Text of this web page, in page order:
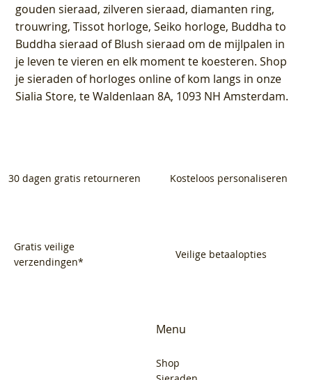
gouden sieraad, zilveren sieraad, diamanten ring,
trouwring, Tissot horloge, Seiko horloge, Buddha to
Buddha sieraad of Blush sieraad om de mijlpalen in
je leven te vieren en elk moment te koesteren. Shop
je sieraden of horloges online of kom langs in onze
Sialia Store, te Waldenlaan 8A, 1093 NH Amsterdam.
30 dagen gratis retourneren Kosteloos personaliseren
Gratis veilige
verzendingen*
Veilige betaalopties
Menu
Shop